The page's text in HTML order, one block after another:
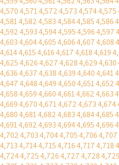
4,5704,5714,5724,5734,5744,575
4,5814,5824,5834,5844,5854,586
4,5924,5934,5944,5954,5964,597
4,6034,6044,6054,6064,6074,608
4,6144,6154,6164,6174,6184,619
4,6254,6264,6274,6284,6294,630
4,6364,6374,6384,6394,6404,641
4,6474,6484,6494,6504,6514,652
4,6584,6594,6604,6614,6624,663
4,6694,6704,6714,6724,6734,674
4,6804,6814,6824,6834,6844,685
4,6914,6924,6934,6944,6954,696
4,7024,7034,7044,7054,7064,707
4,7134,7144,7154,7164,7174,718
4,7244,7254,7264,7274,7284,729